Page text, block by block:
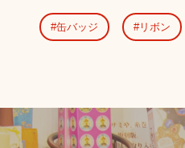
缶バッジ リボン